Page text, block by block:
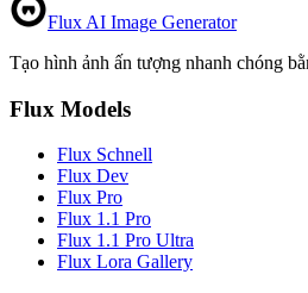
Flux AI Image Generator
Tạo hình ảnh ấn tượng nhanh chóng
Flux Models
Flux Schnell
Flux Dev
Flux Pro
Flux 1.1 Pro
Flux 1.1 Pro Ultra
Flux Lora Gallery